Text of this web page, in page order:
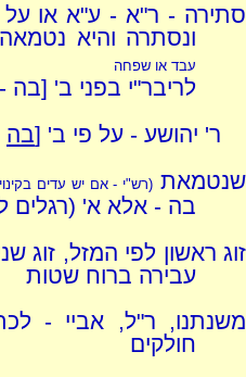
סתירה - ר"א - ע"א או על
ונסתרה והיא
עבד או שפחה
לריבר"י בפני ב' [בה
ר' יהושע - על פי ב' [בה
שנטמאת (רש"י - אם יש עדים
בה - אלא א' (רגלים
זוג ראשון לפי המזל, זוג
עבירה ברוח שטות
משנתנו, ר"ל, אביי -
חולקים